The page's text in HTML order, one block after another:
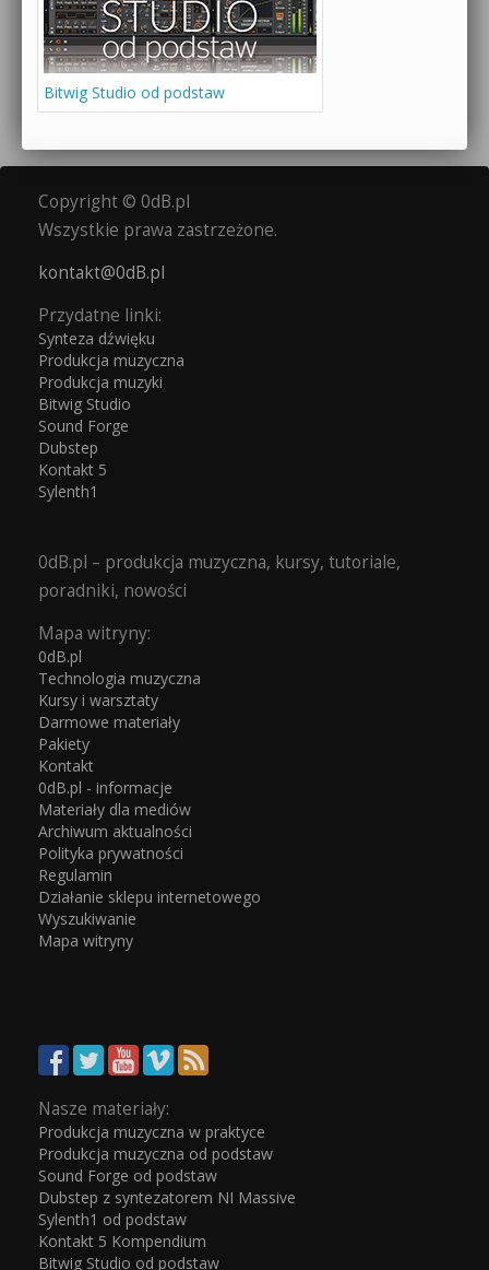
Bitwig Studio od podstaw
Copyright © 0dB.pl
Wszystkie prawa zastrzeżone.
kontakt@0dB.pl
Przydatne linki:
Synteza dźwięku
Produkcja muzyczna
Produkcja muzyki
Bitwig Studio
Sound Forge
Dubstep
Kontakt 5
Sylenth1
0dB.pl – produkcja muzyczna, kursy, tutoriale,
poradniki, nowości
Mapa witryny:
0dB.pl
Technologia muzyczna
Kursy i warsztaty
Darmowe materiały
Pakiety
Kontakt
0dB.pl - informacje
Materiały dla mediów
Archiwum aktualności
Polityka prywatności
Regulamin
Działanie sklepu internetowego
Wyszukiwanie
Mapa witryny
Nasze materiały:
Produkcja muzyczna w praktyce
Produkcja muzyczna od podstaw
Sound Forge od podstaw
Dubstep z syntezatorem NI Massive
Sylenth1 od podstaw
Kontakt 5 Kompendium
Bitwig Studio od podstaw